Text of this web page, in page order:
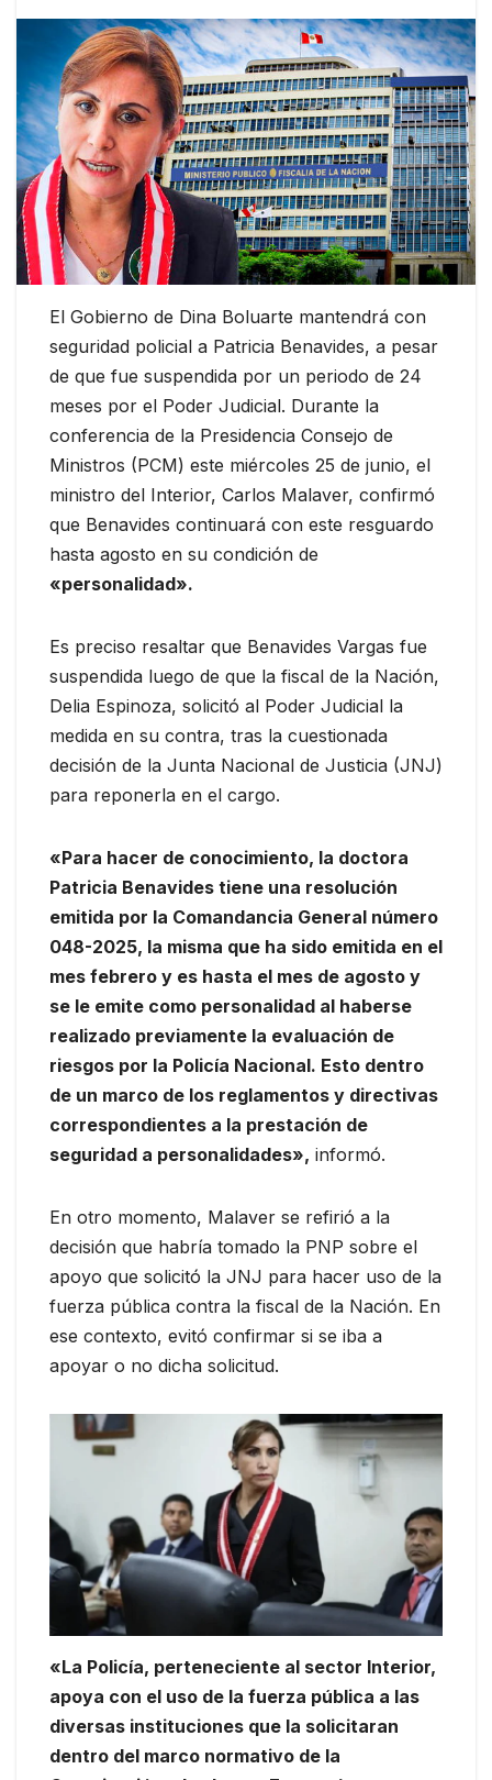
El Gobierno de Dina Boluarte mantendrá con
seguridad policial a Patricia Benavides, a pesar
de que fue suspendida por un periodo de 24
meses por el Poder Judicial. Durante la
conferencia de la Presidencia Consejo de
Ministros (PCM) este miércoles 25 de junio, el
ministro del Interior, Carlos Malaver, confirmó
que Benavides continuará con este resguardo
hasta agosto en su condición de
«personalidad».
Es preciso resaltar que Benavides Vargas fue
suspendida luego de que la fiscal de la Nación,
Delia Espinoza, solicitó al Poder Judicial la
medida en su contra, tras la cuestionada
decisión de la Junta Nacional de Justicia (JNJ)
para reponerla en el cargo.
«Para hacer de conocimiento, la doctora
Patricia Benavides tiene una resolución
emitida por la Comandancia General número
048-2025, la misma que ha sido emitida en el
mes febrero y es hasta el mes de agosto y
se le emite como personalidad al haberse
realizado previamente la evaluación de
riesgos por la Policía Nacional. Esto dentro
de un marco de los reglamentos y directivas
correspondientes a la prestación de
seguridad a personalidades», informó.
En otro momento, Malaver se refirió a la
decisión que habría tomado la PNP sobre el
apoyo que solicitó la JNJ para hacer uso de la
fuerza pública contra la fiscal de la Nación. En
ese contexto, evitó confirmar si se iba a
apoyar o no dicha solicitud.
«La Policía, perteneciente al sector Interior,
apoya con el uso de la fuerza pública a las
diversas instituciones que la solicitaran
dentro del marco normativo de la